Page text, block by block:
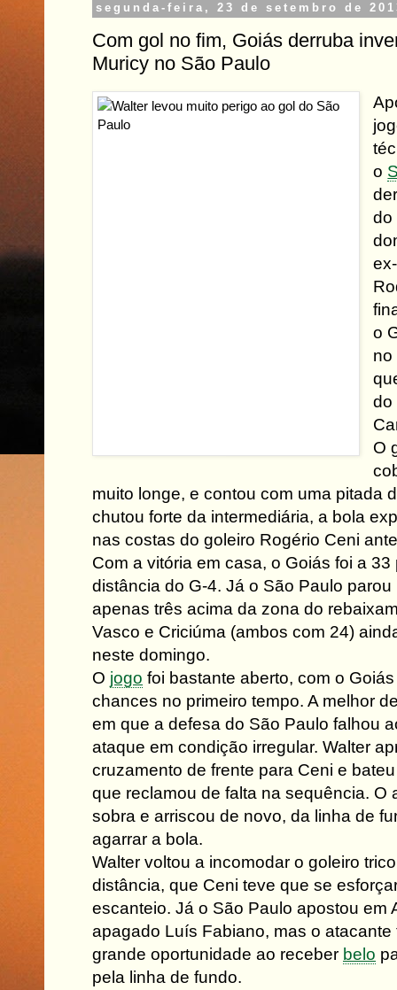
segunda-feira, 23 de setembro de
Com gol no fim, Goiás derruba
Muricy no São Paulo
o
do
o
no
do
O
muito longe, e contou com uma pitada
chutou forte da intermediária, a bola
nas costas do goleiro Rogério Ceni
Com a vitória em casa, o Goiás foi a
distância do G-4. Já o São Paulo
apenas três acima da zona do
Vasco e Criciúma (ambos com 24)
neste domingo.
O jogo foi bastante aberto, com o
chances no primeiro tempo. A melhor
em que a defesa do São Paulo falhou
ataque em condição irregular. Walter
cruzamento de frente para Ceni e
que reclamou de falta na sequência. O
sobra e arriscou de novo, da linha de
agarrar a bola.
Walter voltou a incomodar o goleiro
distância, que Ceni teve que se
escanteio. Já o São Paulo apostou em
apagado Luís Fabiano, mas o
grande oportunidade ao receber belo
pela linha de fundo.